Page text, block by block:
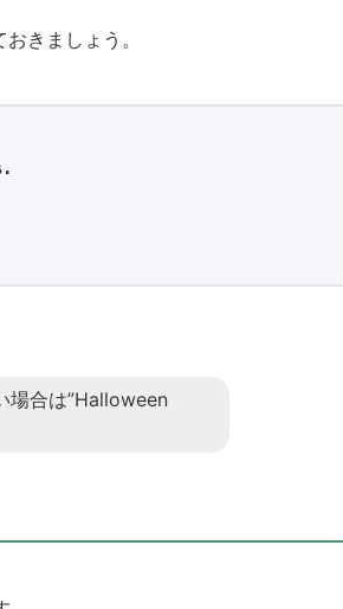
きましょう。
場合は”Halloween